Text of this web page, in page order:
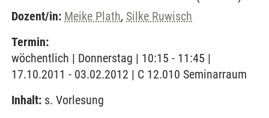
Dozent/in: Meike Plath, Silke Ruwisch
Termin:
wöchentlich | Donnerstag | 10:15 - 11:45 |
17.10.2011 - 03.02.2012 | C 12.010 Seminarraum
Inhalt: s. Vorlesung